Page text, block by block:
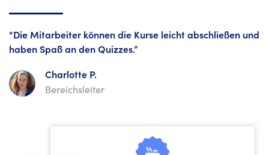
“Die Mitarbeiter können die Kurse leicht abschließen und
haben Spaß an den Quizzes.”
Charlotte P.
Bereichsleiter